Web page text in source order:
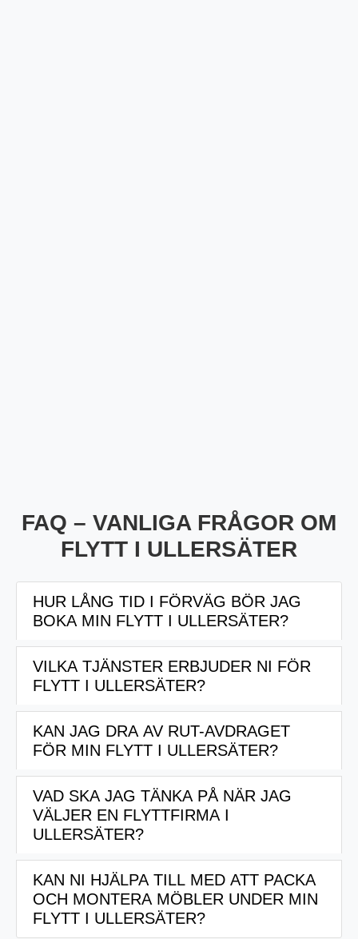
FAQ – VANLIGA FRÅGOR OM
FLYTT I ULLERSÄTER
HUR LÅNG TID I FÖRVÄG BÖR JAG
BOKA MIN FLYTT I ULLERSÄTER?
För att säkerställa tillgänglighet och få bästa
möjliga service rekommenderar vi att du bokar din
flytt så tidigt som möjligt, särskilt under
högsäsongen. Vanligtvis bör du boka din flytt minst
några veckor i förväg för att säkra ditt önskade
datum.
VILKA TJÄNSTER ERBJUDER NI FÖR
FLYTT I ULLERSÄTER?
Vi erbjuder ett brett utbud av flytttjänster i Ullersäter,
inklusive packning, transport, magasinering,
flyttstädning, uppackning och möbelflytt. Oavsett
dina behov kan vi skräddarsy våra tjänster för att
passa dig.
KAN JAG DRA AV RUT-AVDRAGET
FÖR MIN FLYTT I ULLERSÄTER?
Ja, du kan dra av 50% av arbetskostnaden för
flyttfirmatjänster genom RUT-avdraget. Detta gör
det ekonomiskt fördelaktigt att anlita en flyttfirma för
din flytt i Ullersäter.Vi ger dig RUT-avdraget
tillgängligt direkt på fakturan, smidigt och enkelt!
VAD SKA JAG TÄNKA PÅ NÄR JAG
VÄLJER EN FLYTTFIRMA I
ULLERSÄTER?
När du väljer en flyttfirma är det viktigt att ta hänsyn
till deras rykte, erfarenhet, försäkringsdetaljer och
prissättning. Läs recensioner och jämför flera
KAN NI HJÄLPA TILL MED ATT PACKA
OCH MONTERA MÖBLER UNDER MIN
FLYTT I ULLERSÄTER?